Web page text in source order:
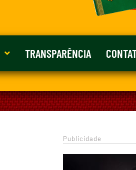
TRANSPARÊNCIA
Publicidade